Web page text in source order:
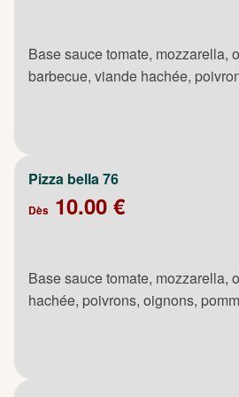
Base sauce tomate, mozzarella,
barbecue, viande hachée,
Pizza bella 76
Dès 10.00 €
Base sauce tomate, mozzarella,
hachée, poivrons, oignons,